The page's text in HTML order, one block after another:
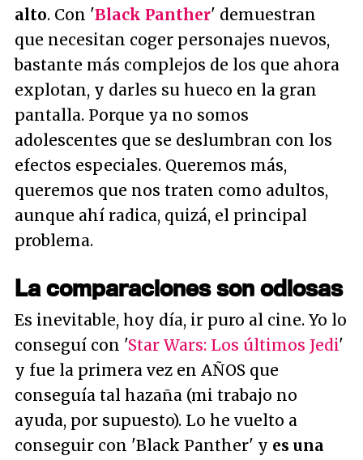
alto. Con 'Black Panther' demuestran
que necesitan coger personajes nuevos,
bastante más complejos de los que ahora
explotan, y darles su hueco en la gran
pantalla. Porque ya no somos
adolescentes que se deslumbran con los
efectos especiales. Queremos más,
queremos que nos traten como adultos,
aunque ahí radica, quizá, el principal
problema.
La comparaciones son odiosas
Es inevitable, hoy día, ir puro al cine. Yo lo
conseguí con 'Star Wars: Los últimos Jedi'
y fue la primera vez en AÑOS que
conseguía tal hazaña (mi trabajo no
ayuda, por supuesto). Lo he vuelto a
conseguir con 'Black Panther' y es una